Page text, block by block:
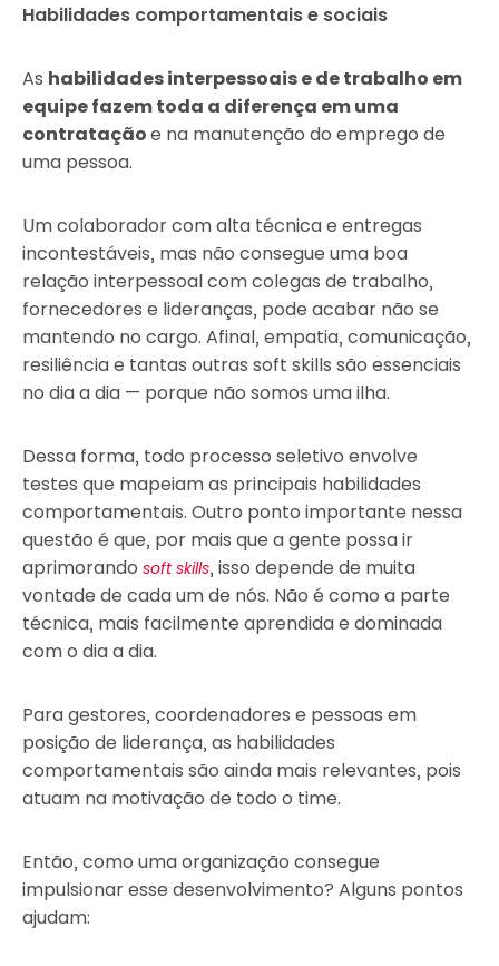
Habilidades comportamentais e sociais
As habilidades interpessoais e de trabalho em
equipe fazem toda a diferença em uma
contrataçãoe na manutenção do emprego de
uma pessoa.
Um colaborador com alta técnica e entregas
incontestáveis, mas não consegue uma boa
relação interpessoal com colegas de trabalho,
fornecedores e lideranças, pode acabar não se
mantendo no cargo. Afinal, empatia, comunicação,
resiliência e tantas outras soft skills são essenciais
no dia a dia — porque não somos uma ilha.
Dessa forma, todo processo seletivo envolve
testes que mapeiam as principais habilidades
comportamentais. Outro ponto importante nessa
questão é que, por mais que a gente possa ir
aprimorando soft skills, isso depende de muita
vontade de cada um de nós. Não é como a parte
técnica, mais facilmente aprendida e dominada
com o dia a dia.
Para gestores, coordenadores e pessoas em
posição de liderança, as habilidades
comportamentais são ainda mais relevantes, pois
atuam na motivação de todo o time.
Então, como uma organização consegue
impulsionar esse desenvolvimento? Alguns pontos
ajudam: